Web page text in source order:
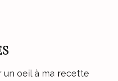
un oeil à ma recette